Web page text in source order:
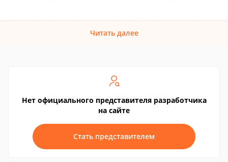
Читать далее
Нет официального представителя разработчика
на сайте
Стать представителем